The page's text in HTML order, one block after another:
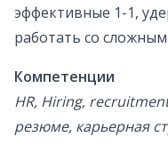
эффективные 1-1,
работать со
Компетенции
HR, Hiring,
резюме, карьерная